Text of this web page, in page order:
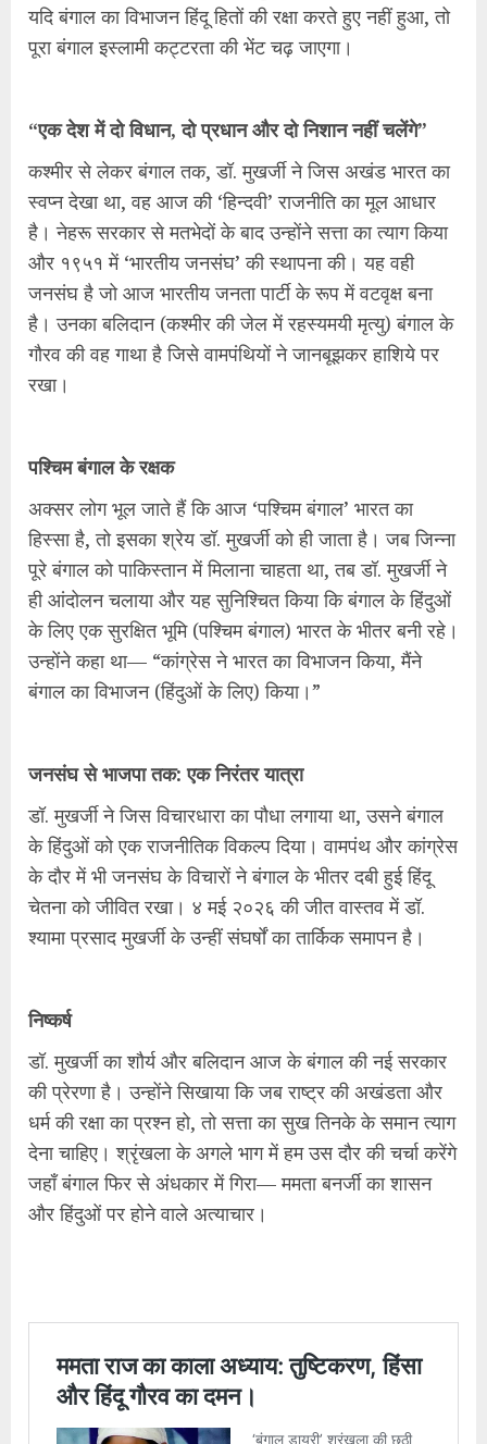
यदि बंगाल का विभाजन हिंदू हितों की रक्षा करते हुए नहीं हुआ, तो
पूरा बंगाल इस्लामी कट्टरता की भेंट चढ़ जाएगा।
“एक देश में दो विधान, दो प्रधान और दो निशान नहीं चलेंगे”
कश्मीर से लेकर बंगाल तक, डॉ. मुखर्जी ने जिस अखंड भारत का
स्वप्न देखा था, वह आज की ‘हिन्दवी’ राजनीति का मूल आधार
है। नेहरू सरकार से मतभेदों के बाद उन्होंने सत्ता का त्याग किया
और १९५१ में ‘भारतीय जनसंघ’ की स्थापना की। यह वही
जनसंघ है जो आज भारतीय जनता पार्टी के रूप में वटवृक्ष बना
है। उनका बलिदान (कश्मीर की जेल में रहस्यमयी मृत्यु) बंगाल के
गौरव की वह गाथा है जिसे वामपंथियों ने जानबूझकर हाशिये पर
रखा।
पश्चिम बंगाल के रक्षक
अक्सर लोग भूल जाते हैं कि आज ‘पश्चिम बंगाल’ भारत का
हिस्सा है, तो इसका श्रेय डॉ. मुखर्जी को ही जाता है। जब जिन्ना
पूरे बंगाल को पाकिस्तान में मिलाना चाहता था, तब डॉ. मुखर्जी ने
ही आंदोलन चलाया और यह सुनिश्चित किया कि बंगाल के हिंदुओं
के लिए एक सुरक्षित भूमि (पश्चिम बंगाल) भारत के भीतर बनी रहे।
उन्होंने कहा था— “कांग्रेस ने भारत का विभाजन किया, मैंने
बंगाल का विभाजन (हिंदुओं के लिए) किया।”
जनसंघ से भाजपा तक: एक निरंतर यात्रा
डॉ. मुखर्जी ने जिस विचारधारा का पौधा लगाया था, उसने बंगाल
के हिंदुओं को एक राजनीतिक विकल्प दिया। वामपंथ और कांग्रेस
के दौर में भी जनसंघ के विचारों ने बंगाल के भीतर दबी हुई हिंदू
चेतना को जीवित रखा। ४ मई २०२६ की जीत वास्तव में डॉ.
श्यामा प्रसाद मुखर्जी के उन्हीं संघर्षों का तार्किक समापन है।
निष्कर्ष
डॉ. मुखर्जी का शौर्य और बलिदान आज के बंगाल की नई सरकार
की प्रेरणा है। उन्होंने सिखाया कि जब राष्ट्र की अखंडता और
धर्म की रक्षा का प्रश्न हो, तो सत्ता का सुख तिनके के समान त्याग
देना चाहिए। श्रृंखला के अगले भाग में हम उस दौर की चर्चा करेंगे
जहाँ बंगाल फिर से अंधकार में गिरा— ममता बनर्जी का शासन
और हिंदुओं पर होने वाले अत्याचार।